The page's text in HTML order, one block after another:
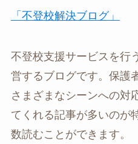
「不登校解決ブログ」
不登校支援サービスを行
営するブログです。保護
さまざまなシーンへの対
てくれる記事が多いのが
数読むことができます。